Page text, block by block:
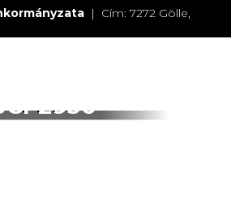
| Cím: 7272 Gölle,